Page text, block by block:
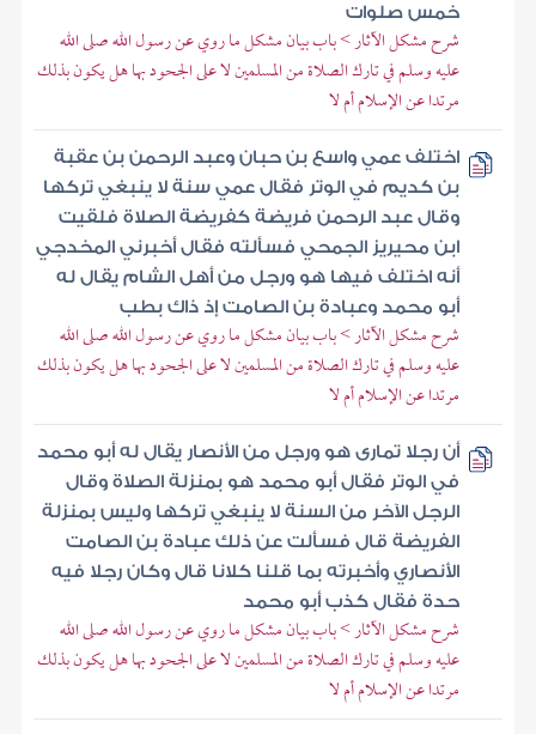
خمس صلوات
شرح مشكل الآثار > باب بيان مشكل ما روي عن رسول الله صلى الله
عليه وسلم في تارك الصلاة من المسلمين لا على الجحود بها هل يكون بذلك
مرتدا عن الإسلام أم لا
اختلف عمي واسع بن حبان وعبد الرحمن بن عقبة
بن كديم في الوتر فقال عمي سنة لا ينبغي تركها
وقال عبد الرحمن فريضة كفريضة الصلاة فلقيت
ابن محيريز الجمحي فسألته فقال أخبرني المخدجي
أنه اختلف فيها هو ورجل من أهل الشام يقال له
أبو محمد وعبادة بن الصامت إذ ذاك بطب
شرح مشكل الآثار > باب بيان مشكل ما روي عن رسول الله صلى الله
عليه وسلم في تارك الصلاة من المسلمين لا على الجحود بها هل يكون بذلك
مرتدا عن الإسلام أم لا
أن رجلا تمارى هو ورجل من الأنصار يقال له أبو محمد
في الوتر فقال أبو محمد هو بمنزلة الصلاة وقال
الرجل الآخر من السنة لا ينبغي تركها وليس بمنزلة
الفريضة قال فسألت عن ذلك عبادة بن الصامت
الأنصاري وأخبرته بما قلنا كلانا قال وكان رجلا فيه
حدة فقال كذب أبو محمد
شرح مشكل الآثار > باب بيان مشكل ما روي عن رسول الله صلى الله
عليه وسلم في تارك الصلاة من المسلمين لا على الجحود بها هل يكون بذلك
مرتدا عن الإسلام أم لا